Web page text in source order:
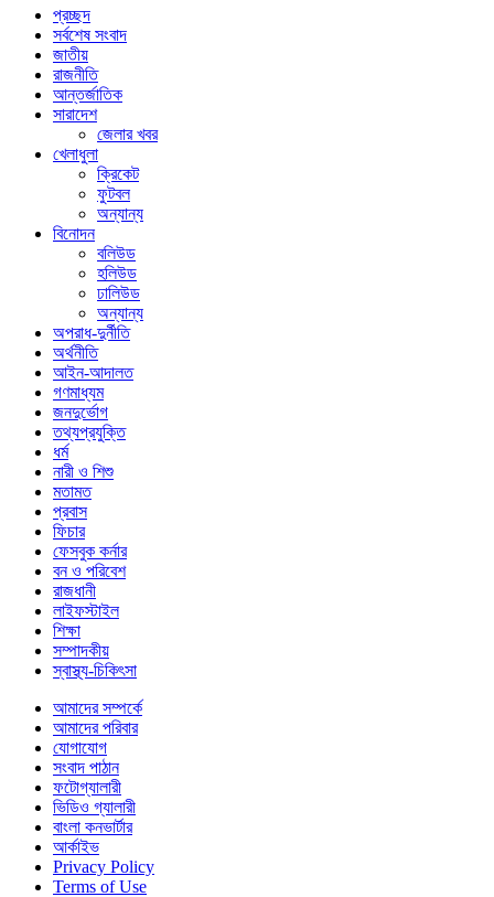
প্রচ্ছদ
সর্বশেষ সংবাদ
জাতীয়
রাজনীতি
আন্তর্জাতিক
সারাদেশ
জেলার খবর
খেলাধুলা
ক্রিকেট
ফুটবল
অন্যান্য
বিনোদন
বলিউড
হলিউড
ঢালিউড
অন্যান্য
অপরাধ-দুর্নীতি
অর্থনীতি
আইন-আদালত
গণমাধ্যম
জনদুর্ভোগ
তথ্যপ্রযুক্তি
ধর্ম
নারী ও শিশু
মতামত
প্রবাস
ফিচার
ফেসবুক কর্নার
বন ও পরিবেশ
রাজধানী
লাইফস্টাইল
শিক্ষা
সম্পাদকীয়
স্বাস্থ্য-চিকিৎসা
আমাদের সম্পর্কে
আমাদের পরিবার
যোগাযোগ
সংবাদ পাঠান
ফটোগ্যালারী
ভিডিও গ্যালারী
বাংলা কনভার্টার
আর্কাইভ
Privacy Policy
Terms of Use